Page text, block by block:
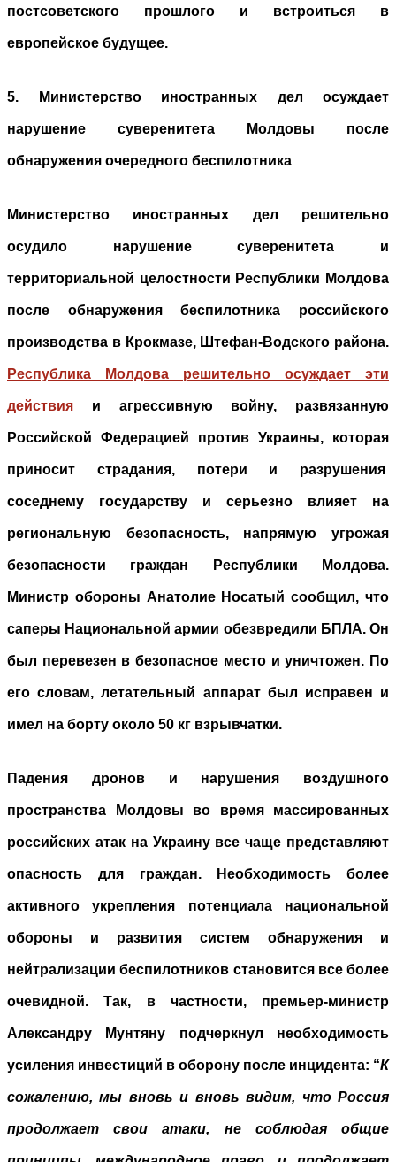
постсоветского прошлого и встроиться в
европейское будущее.
5. Министерство иностранных дел осуждает
нарушение суверенитета Молдовы после
обнаружения очередного беспилотника
Министерство иностранных дел решительно
осудило нарушение суверенитета и
территориальной целостности Республики Молдова
после обнаружения беспилотника российского
производства в Крокмазе, Штефан-Водского района.
Республика Молдова решительно осуждает эти
действия и агрессивную войну, развязанную
Российской Федерацией против Украины, которая
приносит страдания, потери и разрушения
соседнему государству и серьезно влияет на
региональную безопасность, напрямую угрожая
безопасности граждан Республики Молдова.
Министр обороны Анатолие Носатый сообщил, что
саперы Национальной армии обезвредили БПЛА. Он
был перевезен в безопасное место и уничтожен. По
его словам, летательный аппарат был исправен и
имел на борту около 50 кг взрывчатки.
Падения дронов и нарушения воздушного
пространства Молдовы во время массированных
российских атак на Украину все чаще представляют
опасность для граждан. Необходимость более
активного укрепления потенциала национальной
обороны и развития систем обнаружения и
нейтрализации беспилотников становится все более
очевидной. Так, в частности, премьер-министр
Александру Мунтяну подчеркнул необходимость
усиления инвестиций в оборону после инцидента: “К
сожалению, мы вновь и вновь видим, что Россия
продолжает свои атаки, не соблюдая общие